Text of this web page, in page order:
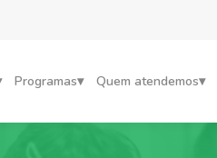
Programas Quem atendemos